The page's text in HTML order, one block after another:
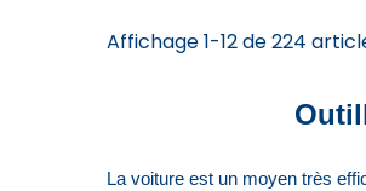
Affichage 1-12 de 224
La voiture est un moyen très